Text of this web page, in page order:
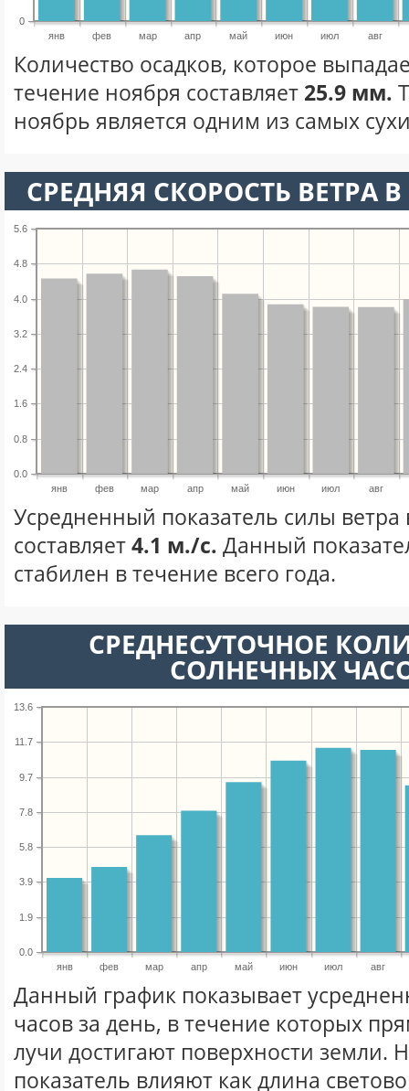
янв фев мар апр май июн июл авг
0
Количество осадков, которое
течение ноября составляет 25.9 мм.
ноябрь является одним из самых
СРЕДНЯЯ СКОРОСТЬ ВЕТРА
янв фев мар апр май июн июл авг
0.0
0.8
1.6
2.4
3.2
4.0
4.8
5.6
Усредненный показатель силы ветра
составляет4.1 м./с. Данный
стабилен в течение всего года.
СРЕДНЕСУТОЧНОЕ
СОЛНЕЧНЫХ
янв фев мар апр май июн июл авг
0.0
1.9
3.9
5.8
7.8
9.7
11.7
13.6
Данный график показывает
часов за день, в течение которых
лучи достигают поверхности земли.
показатель влияют как длина